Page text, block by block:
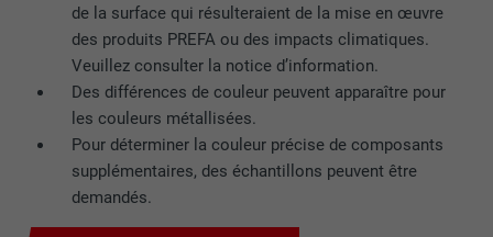
de la surface qui résulteraient de la mise en œuvre
des produits PREFA ou des impacts climatiques.
Veuillez consulter la notice d’information.
Des différences de couleur peuvent apparaître pour
les couleurs métallisées.
Pour déterminer la couleur précise de composants
supplémentaires, des échantillons peuvent être
demandés.